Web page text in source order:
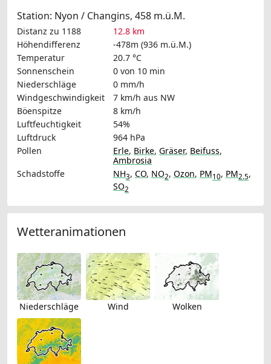
Station: Nyon / Changins, 458 m.ü.M.
Distanz zu 1188
12.8 km
Höhendifferenz
-478m (936 m.ü.M.)
Temperatur
20.7 °C
Sonnenschein
0 von 10 min
Niederschläge
0 mm/h
Windgeschwindigkeit
7 km/h aus NW
Böenspitze
8 km/h
Luftfeuchtigkeit
54%
Luftdruck
964 hPa
Pollen
Erle, Birke, Gräser, Beifuss,
Ambrosia
Schadstoffe
NH3, CO, NO2, Ozon, PM10, PM2.5,
SO2
Wetteranimationen
Niederschläge Wind Wolken